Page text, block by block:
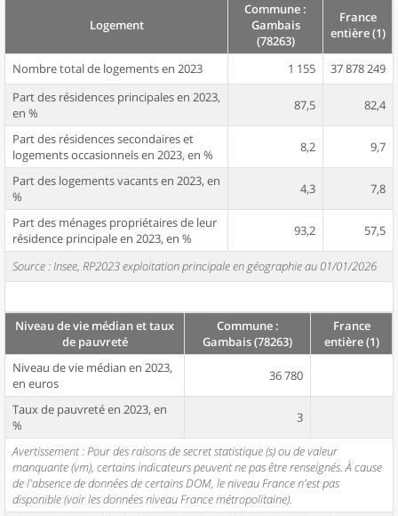
Logement
Commune :
Gambais
(78263)
France
entière (1)
Nombre total de logements en 2023 1 155
37 878 249
Part des résidences principales en 2023,
en %
87,5 82,4
Part des résidences secondaires et
logements occasionnels en 2023, en %
8,2 9,7
Part des logements vacants en 2023, en
%
4,3 7,8
Part des ménages propriétaires de leur
résidence principale en 2023, en %
93,2 57,5
Source : Insee, RP2023 exploitation principale en géographie au 01/01/2026
Niveau de vie médian et taux
de pauvreté
Commune :
Gambais (78263)
France
entière (1)
Niveau de vie médian en 2023,
en euros
36 780
Taux de pauvreté en 2023, en
%
3
Avertissement : Pour des raisons de secret statistique (s) ou de valeur
manquante (vm), certains indicateurs peuvent ne pas être renseignés. À cause
de l'absence de données de certains DOM, le niveau France n'est pas
disponible (voir les données niveau France métropolitaine).